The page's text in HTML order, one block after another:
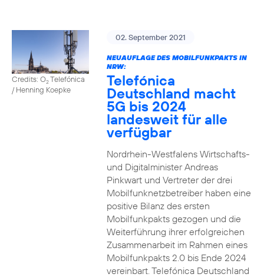
Credits: O2Telefónica
/ Henning Koepke
02. September 2021
NEUAUFLAGE DES MOBILFUNKPAKTS IN
NRW:
Telefónica
Deutschland macht
5G bis 2024
landesweit für alle
verfügbar
Nordrhein-Westfalens Wirtschafts-
und Digitalminister Andreas
Pinkwart und Vertreter der drei
Mobilfunknetzbetreiber haben eine
positive Bilanz des ersten
Mobilfunkpakts gezogen und die
Weiterführung ihrer erfolgreichen
Zusammenarbeit im Rahmen eines
Mobilfunkpakts 2.0 bis Ende 2024
vereinbart. Telefónica Deutschland